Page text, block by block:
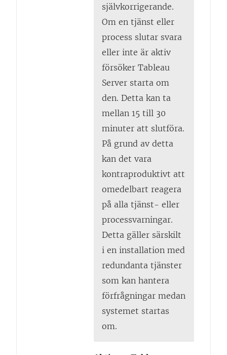
självkorrigerande.
Om en tjänst eller
process slutar svara
eller inte är aktiv
försöker Tableau
Server starta om
den. Detta kan ta
mellan 15 till 30
minuter att slutföra.
På grund av detta
kan det vara
kontraproduktivt att
omedelbart reagera
på alla tjänst- eller
processvarningar.
Detta gäller särskilt
i en installation med
redundanta tjänster
som kan hantera
förfrågningar medan
systemet startas
om.